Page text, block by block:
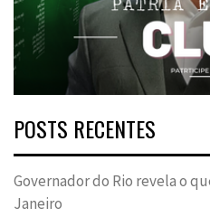
POSTS RECENTES
Governador do Rio revela o
Janeiro